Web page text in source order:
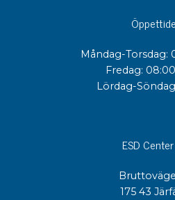
Måndag-Torsdag:
Fredag:
Lördag-
ESD
175 43